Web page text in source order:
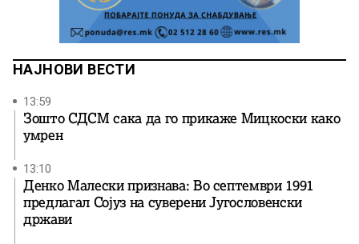
НАЈНОВИ ВЕСТИ
13:59
Зошто СДСМ сака да го прикаже Мицкоски како
умрен
13:10
Денко Малески признава: Во септември 1991
предлагал Сојуз на суверени Југословенски
држави